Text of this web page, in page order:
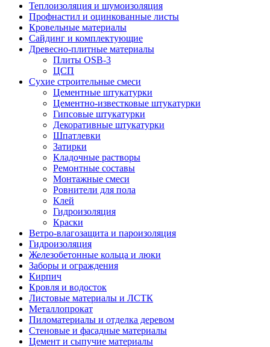
Теплоизоляция и шумоизоляция
Профнастил и оцинкованные листы
Кровельные материалы
Сайдинг и комплектующие
Древесно-плитные материалы
Плиты OSB-3
ЦСП
Сухие строительные смеси
Цементные штукатурки
Цементно-известковые штукатурки
Гипсовые штукатурки
Декоративные штукатурки
Шпатлевки
Затирки
Кладочные растворы
Ремонтные составы
Монтажные смеси
Ровнители для пола
Клей
Гидроизоляция
Краски
Ветро-влагозащита и пароизоляция
Гидроизоляция
Железобетонные кольца и люки
Заборы и ограждения
Кирпич
Кровля и водосток
Листовые материалы и ЛСТК
Металлопрокат
Пиломатериалы и отделка деревом
Стеновые и фасадные материалы
Цемент и сыпучие материалы